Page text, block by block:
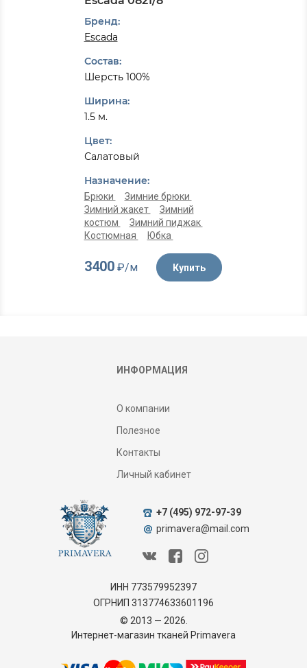
Бренд:
Escada
Состав:
Шерсть 100%
Ширина:
1.5 м.
Цвет:
Салатовый
Назначение:
Брюки
Зимние брюки
Зимний жакет
Зимний
костюм
Зимний пиджак
Костюмная
Юбка
3400₽/м Купить
ИНФОРМАЦИЯ
О компании
Полезное
Контакты
Личный кабинет
ИНН 773579952397
ОГРНИП 313774633601196
© 2013 — 2026.
Интернет-магазин тканей Primavera
+7 (495) 972-97-39
primavera@mail.com